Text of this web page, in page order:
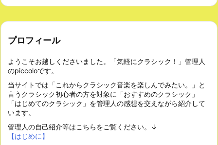
プロフィール
ようこそお越しくださいました。「気軽にクラシック！」管理人
のpiccoloです。
当サイトでは「これからクラシック音楽を楽しんでみたい。」と
言うクラシック初心者の方を対象に「おすすめのクラシック」
「はじめてのクラシック」を管理人の感想を交えながら紹介して
います。
管理人の自己紹介等はこちらをご覧ください。↓
【はじめに】